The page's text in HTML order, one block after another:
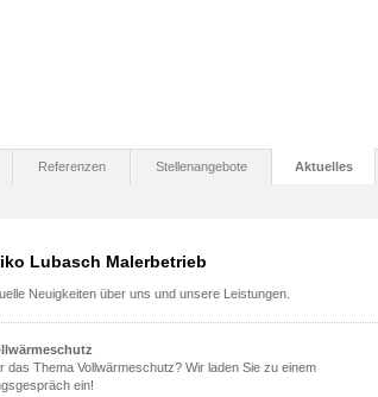
Referenzen Stellenangebote Aktuelles
Lubasch Malerbetrieb
Neuigkeiten über uns und unsere Leistungen.
das Thema Vollwärmeschutz? Wir laden Sie zu einem
ein!